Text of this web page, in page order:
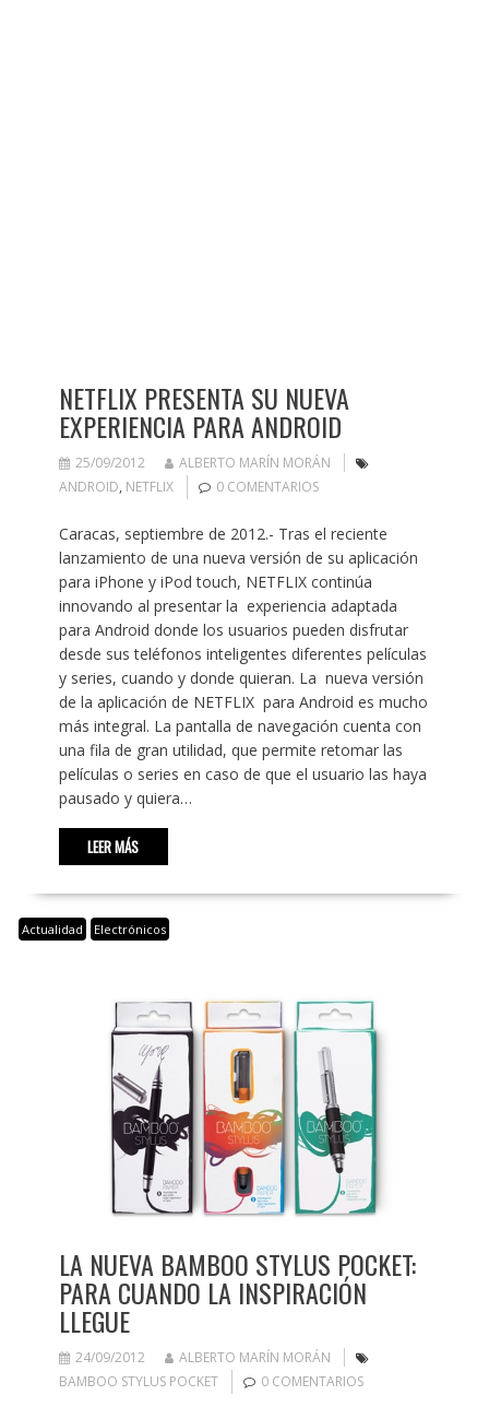
NETFLIX PRESENTA SU NUEVA
EXPERIENCIA PARA ANDROID
25/09/2012
ALBERTO MARÍN MORÁN
ANDROID, NETFLIX 0 COMENTARIOS
Caracas, septiembre de 2012.- Tras el reciente
lanzamiento de una nueva versión de su aplicación
para iPhone y iPod touch, NETFLIX continúa
innovando al presentar la experiencia adaptada
para Android donde los usuarios pueden disfrutar
desde sus teléfonos inteligentes diferentes películas
y series, cuando y donde quieran. La nueva versión
de la aplicación de NETFLIX para Android es mucho
más integral. La pantalla de navegación cuenta con
una fila de gran utilidad, que permite retomar las
películas o series en caso de que el usuario las haya
pausado y quiera…
LEER MÁS
Actualidad Electrónicos
LA NUEVA BAMBOO STYLUS POCKET:
PARA CUANDO LA INSPIRACIÓN
LLEGUE
24/09/2012
ALBERTO MARÍN MORÁN
BAMBOO STYLUS POCKET
0 COMENTARIOS